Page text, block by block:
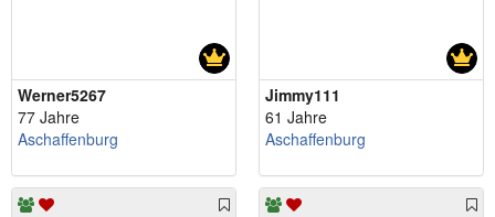
Werner5267
77 Jahre
Aschaffenburg
Jimmy111
61 Jahre
Aschaffenburg